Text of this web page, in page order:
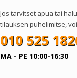
Jos tarvitset apua tai
tilauksen puhelimitse,
010 525
MA - PE 10:00-16:30